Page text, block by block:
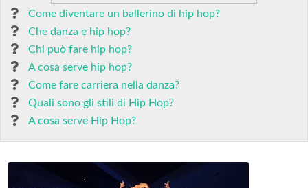
Come diventare un ballerino di hip hop?
Che danza e hip hop?
Chi può fare hip hop?
A cosa serve hip hop?
Come fare carriera nella danza?
Quali sono gli stili di Hip Hop?
A cosa serve Hip Hop?